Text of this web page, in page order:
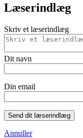
Læserindlæg
Skriv et læserindlæg
Dit navn
Din email
Send dit læserindlæg
Annuller